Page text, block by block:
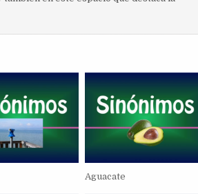
Aguacate